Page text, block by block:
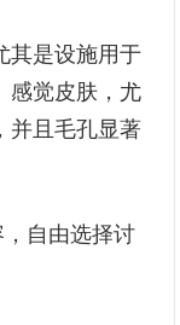
其是设施用于
感觉皮肤，尤
并且毛孔显著
自由选择讨